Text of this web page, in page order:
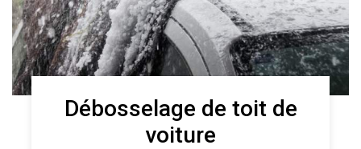
Débosselage de toit de
voiture